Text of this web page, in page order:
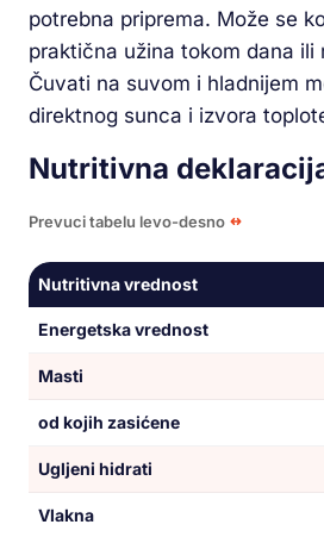
potrebna priprema. Može se
praktična užina tokom dana ili
Čuvati na suvom i hladnijem
direktnog sunca i izvora
Nutritivna
Prevuci tabelu levo-desno
Nutritivna vrednost
Energetska vrednost
Masti
od kojih zasićene
Ugljeni hidrati
Vlakna